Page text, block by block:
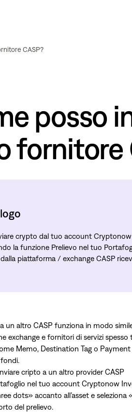
CASP?
posso
fornitore
crypto dal tuo account
la funzione Prelievo nel tuo
piattaforma / exchange CASP
un altro CASP funziona in modo
exchange e fornitori di servizi
Memo, Destination Tag o
cripto a un altro provider CASP
nel tuo account Cryptonow
dots» accanto all’asset e seleziona
del prelievo.